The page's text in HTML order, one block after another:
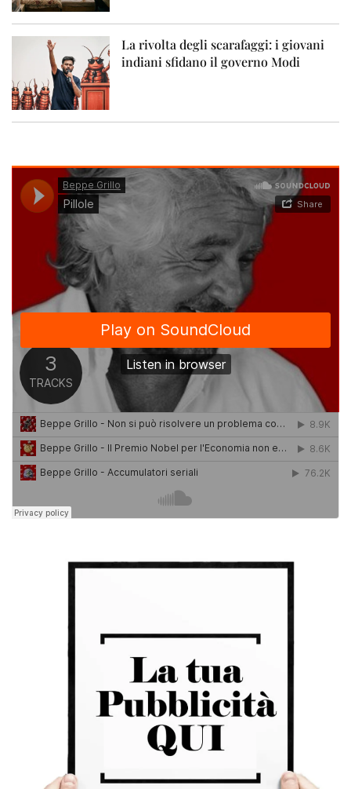
La rivolta degli scarafaggi: i giovani
indiani sfidano il governo Modi